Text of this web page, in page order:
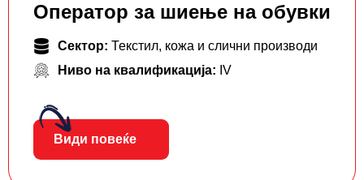
Оператор за шиење на обувки
Сектор: Текстил, кожа и слични производи
Ниво на квалификација: IV
Види повеќе